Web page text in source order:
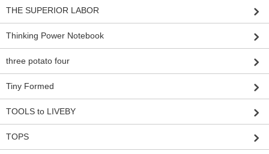
THE SUPERIOR LABOR
Thinking Power Notebook
three potato four
Tiny Formed
TOOLS to LIVEBY
TOPS